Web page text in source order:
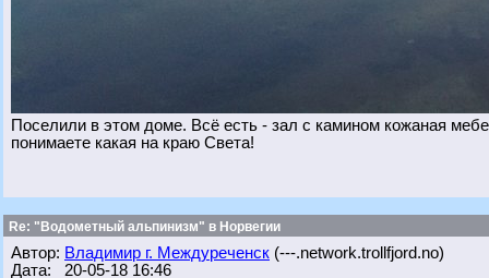
Поселили в этом доме. Всё есть - зал с камином кожаная
понимаете какая на краю Света!
Re: "Водометный альпинизм" в Норвегии
Автор: Владимир г. Междуреченск (---.network.trollfjord.no)
Дата: 20-05-18 16:46